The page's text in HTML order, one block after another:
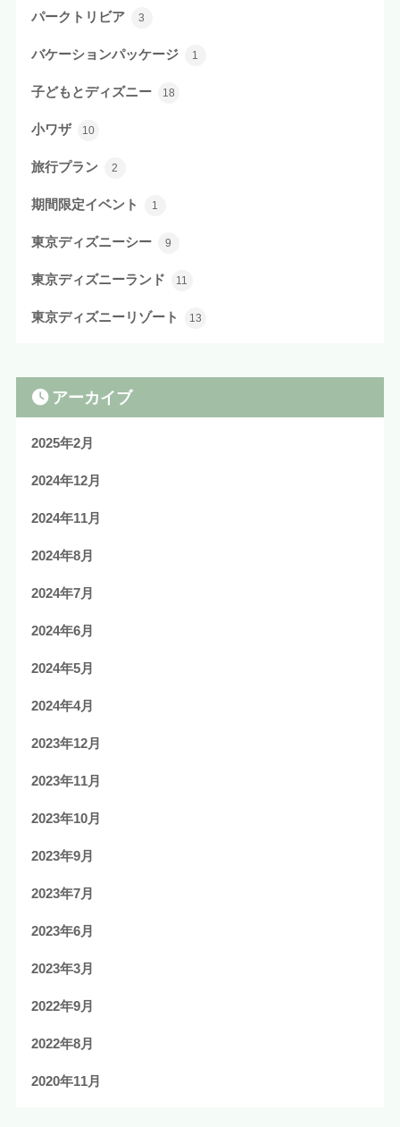
パークトリビア 3
バケーションパッケージ 1
子どもとディズニー 18
小ワザ 10
旅行プラン 2
期間限定イベント 1
東京ディズニーシー 9
東京ディズニーランド 11
東京ディズニーリゾート 13
アーカイブ
2025年2月
2024年12月
2024年11月
2024年8月
2024年7月
2024年6月
2024年5月
2024年4月
2023年12月
2023年11月
2023年10月
2023年9月
2023年7月
2023年6月
2023年3月
2022年9月
2022年8月
2020年11月